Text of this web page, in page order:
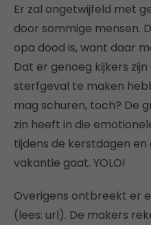
Er zal ongetwijfeld met
door sommige mensen.
opa dood is, want daar
Dat er genoeg kijkers
sterfgeval te maken
mag schuren, toch? De
zin heeft in die
tijdens de kerstdagen
vakantie gaat. YOLO!
Overigens ontbreekt er
(lees: url). De makers